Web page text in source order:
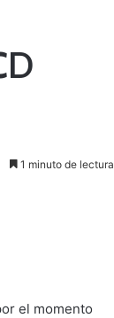
1 minuto de lectura
el momento